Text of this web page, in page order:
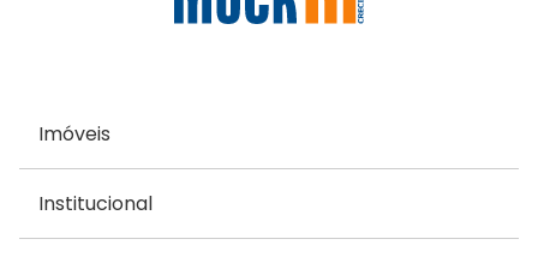
Imóveis
Institucional